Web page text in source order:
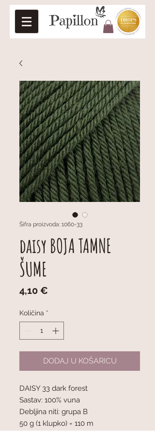
Šifra proizvoda: 1060-33
daisy BOJA TAMNE
ŠUME
4,10 €
Količina *
DODAJ U KOŠARICU
DAISY 33 dark forest
Sastav: 100% vuna
Debljina niti: grupa B
50 g (1 klupko) = 110 m